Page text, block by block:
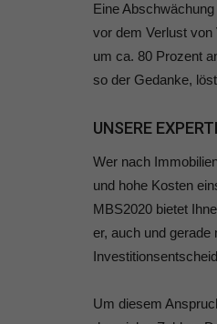
Eine
vor dem Verlust von
um ca. 80 Prozent
so der Gedanke,
UNSERE
Wer nach
und hohe Kosten
MBS2020 bietet
er, auch und gerade
Um diesem